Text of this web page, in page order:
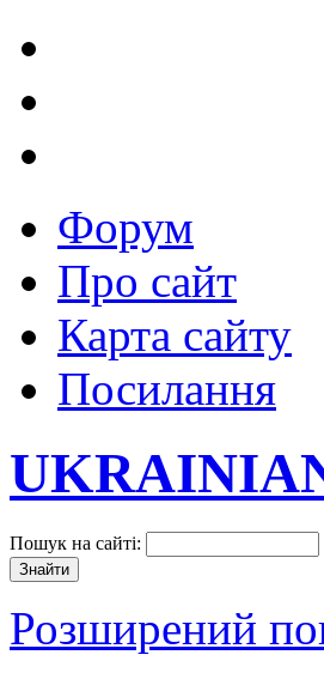
Форум
Про сайт
Карта сайту
Посилання
Пошук на сайті:
Розширений